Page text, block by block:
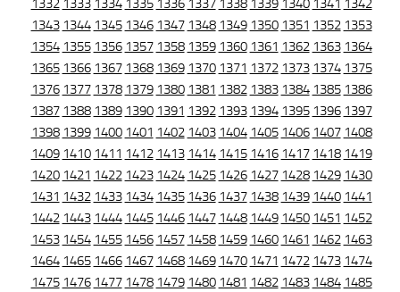
1332 1333 1334 1335 1336 1337 1338 1339 1340 1341 1342
1343 1344 1345 1346 1347 1348 1349 1350 1351 1352 1353
1354 1355 1356 1357 1358 1359 1360 1361 1362 1363 1364
1365 1366 1367 1368 1369 1370 1371 1372 1373 1374 1375
1376 1377 1378 1379 1380 1381 1382 1383 1384 1385 1386
1387 1388 1389 1390 1391 1392 1393 1394 1395 1396 1397
1398 1399 1400 1401 1402 1403 1404 1405 1406 1407 1408
1409 1410 1411 1412 1413 1414 1415 1416 1417 1418 1419
1420 1421 1422 1423 1424 1425 1426 1427 1428 1429 1430
1431 1432 1433 1434 1435 1436 1437 1438 1439 1440 1441
1442 1443 1444 1445 1446 1447 1448 1449 1450 1451 1452
1453 1454 1455 1456 1457 1458 1459 1460 1461 1462 1463
1464 1465 1466 1467 1468 1469 1470 1471 1472 1473 1474
1475 1476 1477 1478 1479 1480 1481 1482 1483 1484 1485